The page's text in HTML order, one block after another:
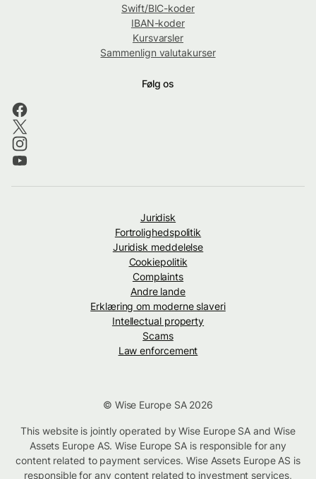
Swift/BIC-koder
IBAN-koder
Kursvarsler
Sammenlign valutakurser
Følg os
Juridisk
Fortrolighedspolitik
Juridisk meddelelse
Cookiepolitik
Complaints
Andre lande
Erklæring om moderne slaveri
Intellectual property
Scams
Law enforcement
© Wise Europe SA 2026
This website is jointly operated by Wise Europe SA and Wise
Assets Europe AS. Wise Europe SA is responsible for any
content related to payment services. Wise Assets Europe AS is
responsible for any content related to investment services,